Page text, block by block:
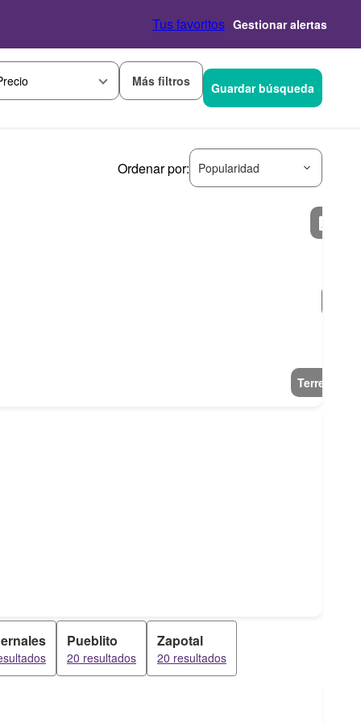
Tus favoritos Gestionar alertas
Más filtros Guardar búsqueda
Ordenar por: Popularidad
Terreno
Pueblito
20 resultados
Zapotal
20 resultados